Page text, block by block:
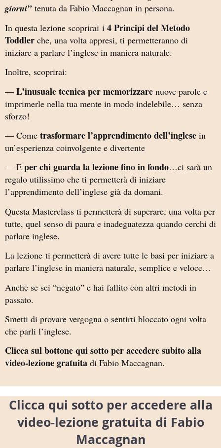
giorni” tenuta da Fabio Maccagnan in persona.
In questa lezione scoprirai i 4 Principi del Metodo
Toddler che, una volta appresi, ti permetteranno di
iniziare a parlare l’inglese in maniera naturale.
Inoltre, scoprirai:
— L’inusuale tecnica per memorizzare nuove parole e
imprimerle nella tua mente in modo indelebile… senza
sforzo!
— Come trasformare l’apprendimento dell’inglese in
un’esperienza coinvolgente e divertente
— E per chi guarda la lezione fino in fondo…ci sarà un
regalo utilissimo che ti permetterà di iniziare
l’apprendimento dell’inglese già da domani.
Questa Masterclass ti permetterà di superare, una volta per
tutte, quel senso di paura e inadeguatezza quando cerchi di
parlare inglese.
La lezione ti permetterà di avere tutte le basi per iniziare a
parlare l’inglese in maniera naturale, semplice e veloce…
Anche se sei “negato” e hai fallito con altri metodi in
passato.
Smetti di provare vergogna o sentirti bloccato ogni volta
che parli l’inglese.
Clicca sul bottone qui sotto per accedere subito alla
video-lezione gratuita di Fabio Maccagnan.
Clicca qui sotto per accedere alla
video-lezione gratuita di Fabio
Maccagnan